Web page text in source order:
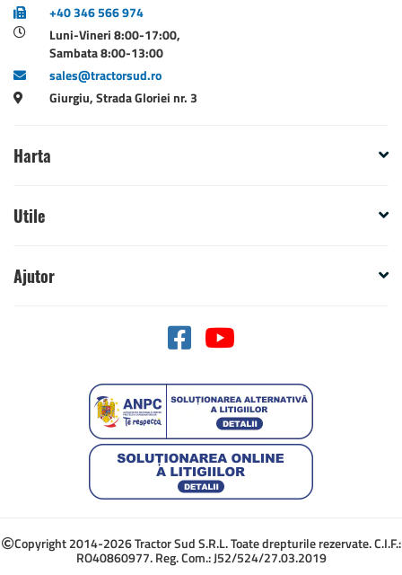
+40 346 566 974
Luni-Vineri 8:00-17:00,
Sambata 8:00-13:00
sales@tractorsud.ro
Giurgiu, Strada Gloriei nr. 3
Harta
Utile
Ajutor
Copyright 2014-2026 Tractor Sud S.R.L. Toate drepturile rezervate. C.I.F.:
RO40860977. Reg. Com.: J52/524/27.03.2019